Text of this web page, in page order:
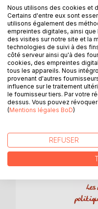
Ce célèbre
américaine
Texte
Nous utilisons des cookies et
Certains d'entre eux sont
utilisons également des
empreintes digitales, ainsi
des visites sur notre site et la
technologies de suivi à des
côté serveur ainsi qu'à des
cookies, des empreintes
tous les appareils. Nous
provenant d'autres
influence sur le traitement
le fournisseur tiers. Par votre
dessus. Vous pouvez
(Mentions légales BoD)
REFUSER